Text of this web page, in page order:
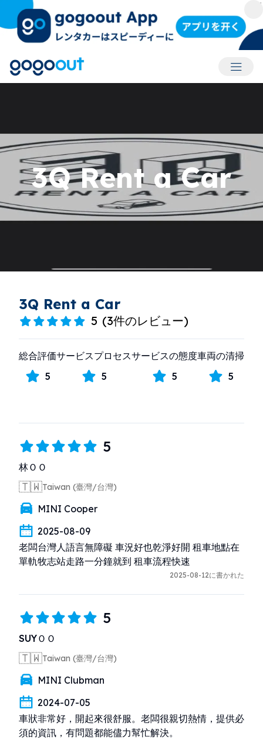
アカウ
3Q Rent a Car
3Q Rent a Car
5 (3件のレビュー)
総合評価
5
サービスプロセス
5
サービスの態度
5
車両の清掃
5
5
林ＯＯ
🇹🇼Taiwan (臺灣/台灣)
MINI Cooper
2025-08-09
老闆台灣人語言無障礙 車況好也乾淨好開 租車地點在
單軌牧志站走路一分鐘就到 租車流程快速
2025-08-12に書かれた
5
SUYＯＯ
🇹🇼Taiwan (臺灣/台灣)
MINI Clubman
2024-07-05
車狀非常好，開起來很舒服。老闆很親切熱情，提供必
須的資訊，有問題都能儘力幫忙解決。